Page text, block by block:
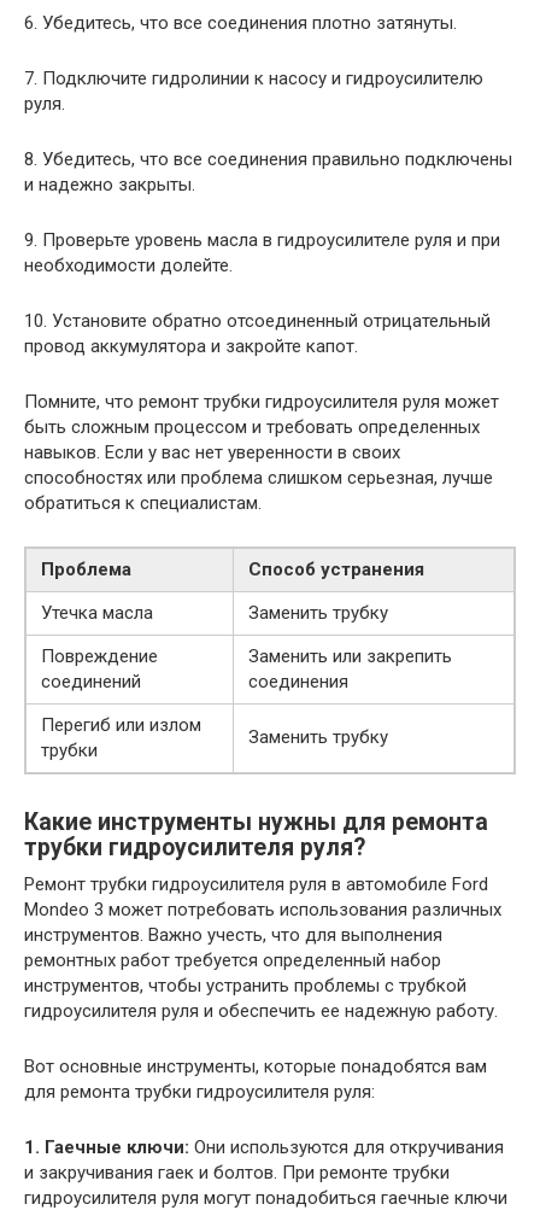
6. Убедитесь, что все соединения плотно затянуты.
7. Подключите гидролинии к насосу и гидроусилителю
руля.
8. Убедитесь, что все соединения правильно подключены
и надежно закрыты.
9. Проверьте уровень масла в гидроусилителе руля и при
необходимости долейте.
10. Установите обратно отсоединенный отрицательный
провод аккумулятора и закройте капот.
Помните, что ремонт трубки гидроусилителя руля может
быть сложным процессом и требовать определенных
навыков. Если у вас нет уверенности в своих
способностях или проблема слишком серьезная, лучше
обратиться к специалистам.
Проблема
Способ устранения
Утечка масла
Заменить трубку
Повреждение
соединений
Заменить или закрепить
соединения
Перегиб или излом
трубки
Заменить трубку
Какие инструменты нужны для ремонта
трубки гидроусилителя руля?
Ремонт трубки гидроусилителя руля в автомобиле Ford
Mondeo 3 может потребовать использования различных
инструментов. Важно учесть, что для выполнения
ремонтных работ требуется определенный набор
инструментов, чтобы устранить проблемы с трубкой
гидроусилителя руля и обеспечить ее надежную работу.
Вот основные инструменты, которые понадобятся вам
для ремонта трубки гидроусилителя руля:
1. Гаечные ключи: Они используются для откручивания
и закручивания гаек и болтов. При ремонте трубки
гидроусилителя руля могут понадобиться гаечные ключи